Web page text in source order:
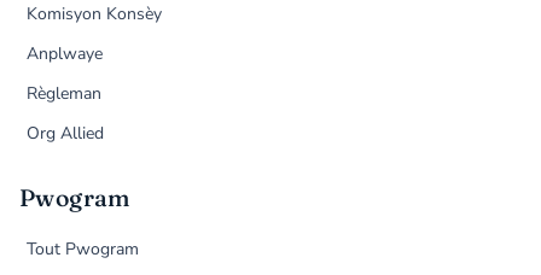
Komisyon Konsèy
Anplwaye
Règleman
Org Allied
Pwogram
Tout Pwogram